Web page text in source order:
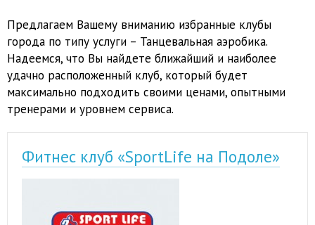
Предлагаем Вашему вниманию избранные клубы
города по типу услуги – Танцевальная аэробика.
Надеемся, что Вы найдете ближайший и наиболее
удачно расположенный клуб, который будет
максимально подходить своими ценами, опытными
тренерами и уровнем сервиса.
Фитнес клуб «SportLife на Подоле»